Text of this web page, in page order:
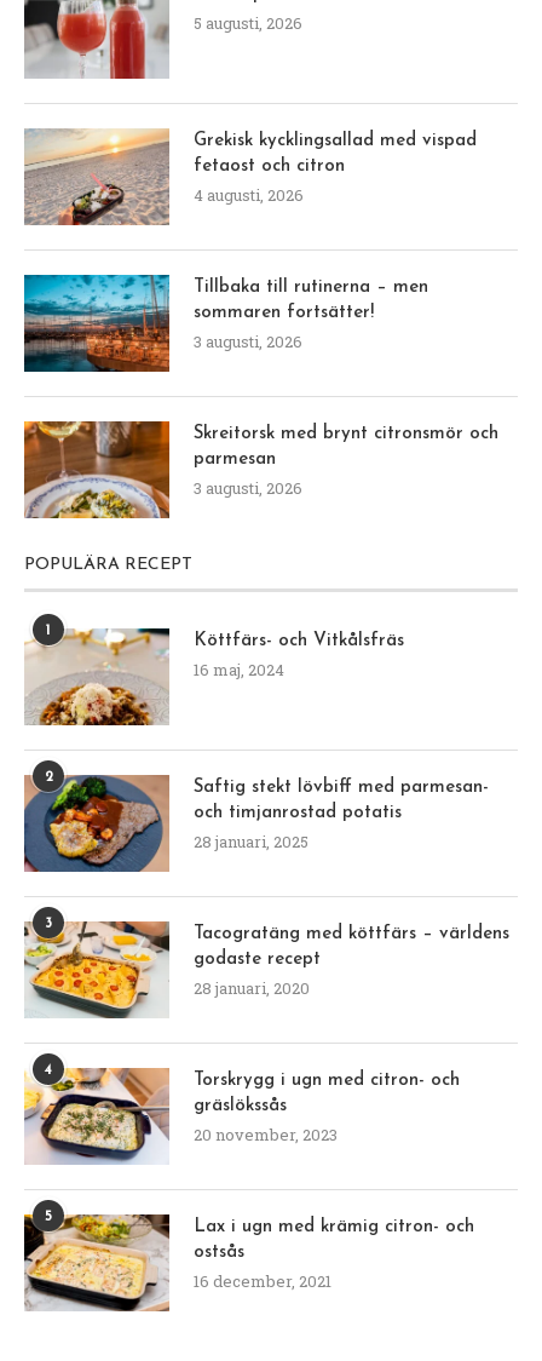
5 augusti, 2026
Grekisk kycklingsallad med vispad
fetaost och citron
4 augusti, 2026
Tillbaka till rutinerna – men
sommaren fortsätter!
3 augusti, 2026
Skreitorsk med brynt citronsmör och
parmesan
3 augusti, 2026
POPULÄRA RECEPT
1
Köttfärs- och Vitkålsfräs
16 maj, 2024
2
Saftig stekt lövbiff med parmesan-
och timjanrostad potatis
28 januari, 2025
3
Tacogratäng med köttfärs – världens
godaste recept
28 januari, 2020
4
Torskrygg i ugn med citron- och
gräslökssås
20 november, 2023
5
Lax i ugn med krämig citron- och
ostsås
16 december, 2021